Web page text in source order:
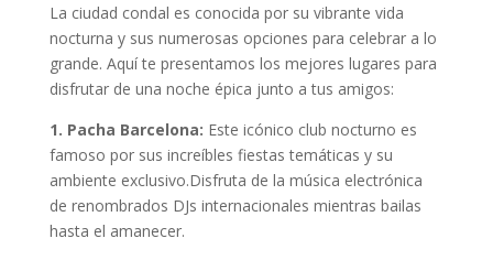
La ⁣ciudad condal es conocida ⁣por su vibrante vida
nocturna y sus numerosas‌ opciones para celebrar a lo
grande. Aquí te presentamos los mejores lugares para
disfrutar de una ‍noche⁣ épica junto a tus amigos:
1. Pacha Barcelona: Este icónico club nocturno​ es
famoso por sus increíbles fiestas temáticas y su
ambiente exclusivo.Disfruta de la ​música electrónica
de renombrados DJs internacionales mientras bailas
hasta el ⁤amanecer.